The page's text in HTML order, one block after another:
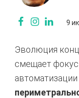
9
Эволюция
смещает